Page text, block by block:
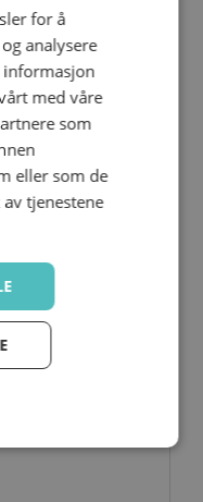
for å
analysere
informasjon
med våre
som
eller som de
tjenestene
Målretting